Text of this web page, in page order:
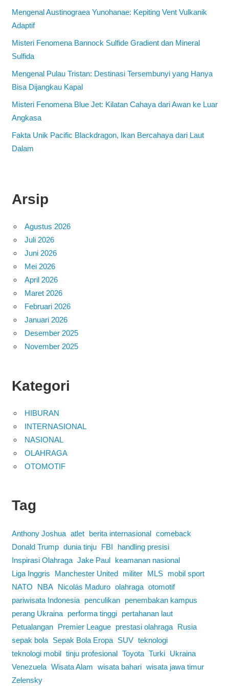
Mengenal Austinograea Yunohanae: Kepiting Vent Vulkanik
Adaptif
Misteri Fenomena Bannock Sulfide Gradient dan Mineral
Sulfida
Mengenal Pulau Tristan: Destinasi Tersembunyi yang Hanya
Bisa Dijangkau Kapal
Misteri Fenomena Blue Jet: Kilatan Cahaya dari Awan ke Luar
Angkasa
Fakta Unik Pacific Blackdragon, Ikan Bercahaya dari Laut
Dalam
Arsip
Agustus 2026
Juli 2026
Juni 2026
Mei 2026
April 2026
Maret 2026
Februari 2026
Januari 2026
Desember 2025
November 2025
Kategori
HIBURAN
INTERNASIONAL
NASIONAL
OLAHRAGA
OTOMOTIF
Tag
Anthony Joshua atlet berita internasional comeback
Donald Trump dunia tinju FBI
handling presisi
Inspirasi Olahraga Jake Paul
keamanan nasional
Liga Inggris
Manchester United militer MLS
mobil sport
NATO
NBA Nicolás Maduro olahraga otomotif
pariwisata Indonesia
penculikan
penembakan kampus
perang Ukraina
performa tinggi
pertahanan laut
Petualangan
Premier League prestasi olahraga
Rusia
sepak bola
Sepak Bola Eropa SUV teknologi
teknologi mobil tinju profesional Toyota Turki
Ukraina
Venezuela Wisata Alam wisata bahari wisata jawa timur
Zelensky